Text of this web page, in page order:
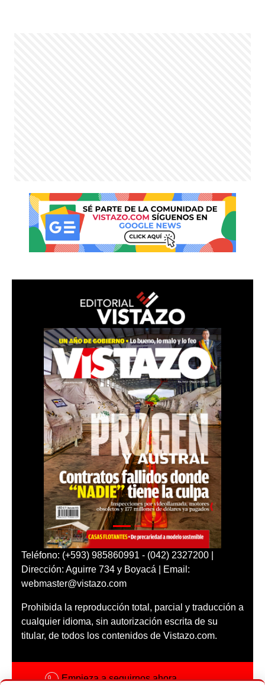
Teléfono: (+593) 985860991 - (042) 2327200 |
Dirección: Aguirre 734 y Boyacá | Email:
webmaster@vistazo.com
Prohibida la reproducción total, parcial y traducción a
cualquier idioma, sin autorización escrita de su
titular, de todos los contenidos de Vistazo.com.
Empieza a seguirnos ahora